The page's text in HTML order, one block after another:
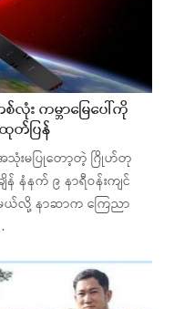
း ကမ္ဘာမြေပေါ်ကို
တ်ပြန်
သုံးမပြုတော့တဲ့ ဂြိုဟ်တု
နံနက် ၉ နာရီဝန်းကျင်
ယ်လို့ နာဆာက ကြေညာ